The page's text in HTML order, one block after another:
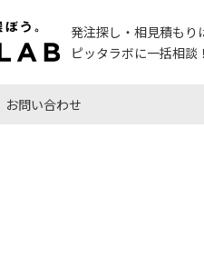
発注探し・相見積もり
ピッタラボに一括相談
お問い合わせ